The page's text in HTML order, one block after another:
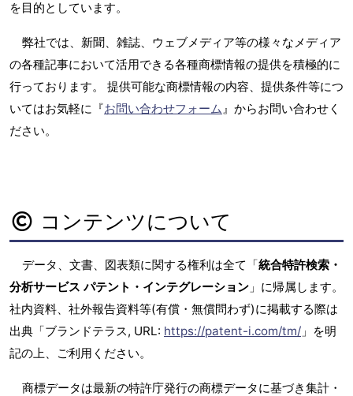
を目的としています。
弊社では、新聞、雑誌、ウェブメディア等の様々なメディア
の各種記事において活用できる各種商標情報の提供を積極的に
行っております。 提供可能な商標情報の内容、提供条件等につ
いてはお気軽に『お問い合わせフォーム』からお問い合わせく
ださい。
コンテンツについて
データ、文書、図表類に関する権利は全て「統合特許検索・
分析サービス パテント・インテグレーション 」に帰属します。
社内資料、社外報告資料等(有償・無償問わず)に掲載する際は
出典「ブランドテラス, URL: https://patent-i.com/tm/ 」を明
記の上、ご利用ください。
商標データは最新の特許庁発行の商標データに基づき集計・